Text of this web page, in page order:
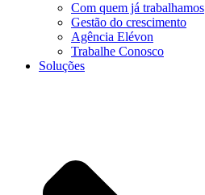
Com quem já trabalhamos
Gestão do crescimento
Agência Elévon
Trabalhe Conosco
Soluções